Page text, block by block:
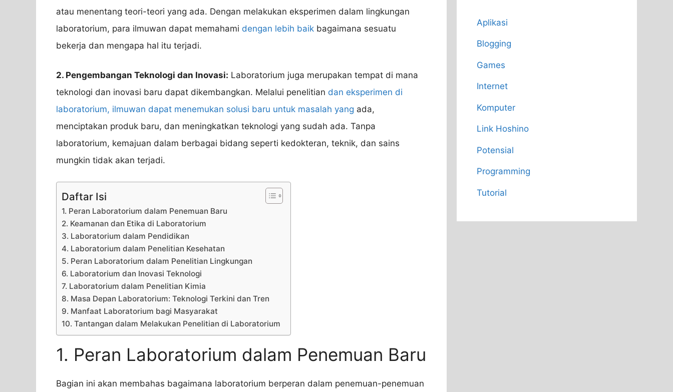
atau menentang teori-teori yang ada. Dengan melakukan eksperimen dalam lingkungan
laboratorium, para ilmuwan dapat memahami dengan lebih baik bagaimana sesuatu
bekerja dan mengapa hal itu terjadi.
2. Pengembangan Teknologi dan Inovasi: Laboratorium juga merupakan tempat di mana
teknologi dan inovasi baru dapat dikembangkan. Melalui penelitian dan eksperimen di
laboratorium, ilmuwan dapat menemukan solusi baru untuk masalah yang ada,
menciptakan produk baru, dan meningkatkan teknologi yang sudah ada. Tanpa
laboratorium, kemajuan dalam berbagai bidang seperti kedokteran, teknik, dan sains
mungkin tidak akan terjadi.
Daftar Isi
1. Peran Laboratorium dalam Penemuan Baru
2. Keamanan dan Etika di Laboratorium
3. Laboratorium dalam Pendidikan
4. Laboratorium dalam Penelitian Kesehatan
5. Peran Laboratorium dalam Penelitian Lingkungan
6. Laboratorium dan Inovasi Teknologi
7. Laboratorium dalam Penelitian Kimia
8. Masa Depan Laboratorium: Teknologi Terkini dan Tren
9. Manfaat Laboratorium bagi Masyarakat
10. Tantangan dalam Melakukan Penelitian di Laboratorium
1. Peran Laboratorium dalam Penemuan Baru
Bagian ini akan membahas bagaimana laboratorium berperan dalam penemuan-penemuan
Aplikasi
Blogging
Games
Internet
Komputer
Link Hoshino
Potensial
Programming
Tutorial